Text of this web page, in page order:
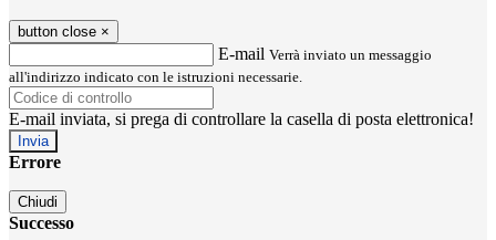
button close ×
E-mail Verrà inviato un messaggio
all'indirizzo indicato con le istruzioni necessarie.
E-mail inviata, si prega di controllare la casella di posta elettronica!
Errore
Chiudi
Successo